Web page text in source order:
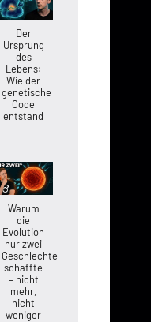
Der
Ursprung
des
Lebens:
Wie der
genetische
Code
entstand
Warum
die
Evolution
nur zwei
Geschlechter
schaffte
– nicht
mehr,
nicht
weniger